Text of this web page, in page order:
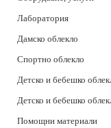
Лаборатория
Дамско облекло
Спортно облекло
Детско и бебешко
Детско и бебешко
Помощни материали